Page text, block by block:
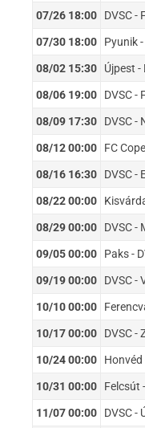
07/26 18:00 DVSC -
07/30 18:00 Pyunik -
08/02 15:30 Újpest -
08/06 19:00 DVSC -
08/09 17:30 DVSC -
08/12 00:00 FC
08/16 16:30 DVSC -
08/22 00:00
08/29 00:00 DVSC -
09/05 00:00 Paks -
09/19 00:00 DVSC -
10/10 00:00
10/17 00:00 DVSC -
10/24 00:00 Honvéd
10/31 00:00 Felcsút
11/07 00:00 DVSC -